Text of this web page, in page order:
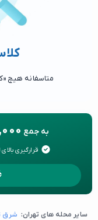
متاسفانه هیچ
به جمع
قرارگیری
سایر محله های تهران: شرق